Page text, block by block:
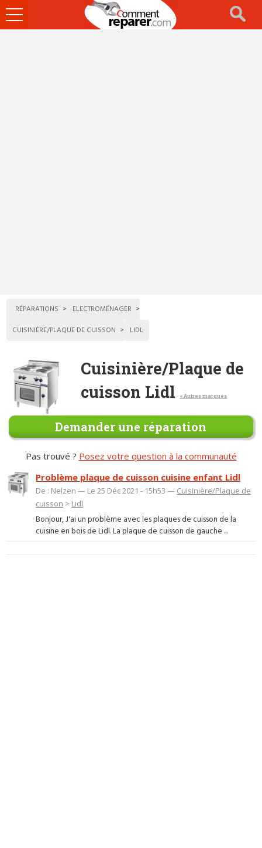
Ouvrir
le
RÉPARATIONS
ELECTROMÉNAGER
CUISINIÈRE/PLAQUE DE CUISSON
LIDL
Cuisinière/Plaque de
cuisson Lidl
< Autres marques
Demander une réparation
Pas trouvé ? Posez votre question à la communauté
Problème plaque de cuisson cuisine enfant Lidl
De : Nelzen — Le 25 Déc 2021 - 15h53 — Cuisinière/Plaque de
cuisson > Lidl
Bonjour, J'ai un problème avec les plaques de cuisson de la
cuisine en bois de Lidl. La plaque de cuisson de gauche ...